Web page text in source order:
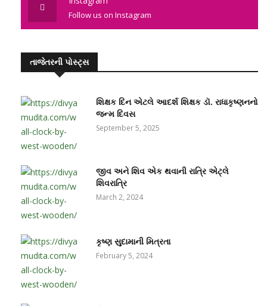
Follow us on Instagram
તાજેતરની પોસ્ટ્સ
શિક્ષક દિન એટલે આદર્શ શિક્ષક ડૉ. રાધાકૃષ્ણનનો
જન્મ દિવસ
September 5, 2025
જીવ અને શિવ એક થવાની રાત્રિ એટ્લે
શિવરાત્રિ
March 2, 2024
કૃષ્ણ સુદામાની મિત્રતા
February 5, 2024